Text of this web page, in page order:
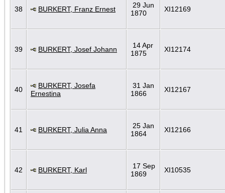
38 BURKERT, Franz Ernest
29 Jun
1870
XI12169
39 BURKERT, Josef Johann
14 Apr
1875
XI12174
40
BURKERT, Josefa
Ernestina
31 Jan
1866
XI12167
41 BURKERT, Julia Anna
25 Jan
1864
XI12166
42 BURKERT, Karl
17 Sep
1869
XI10535